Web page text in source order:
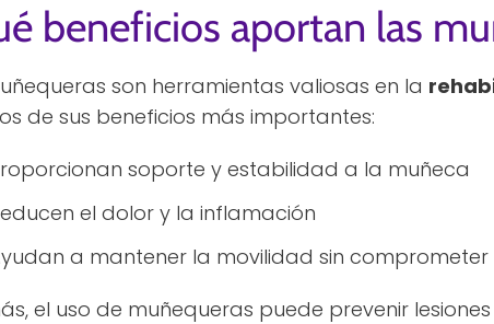
beneficios aportan las
son herramientas valiosas en la
de sus beneficios más importantes:
soporte y estabilidad a la muñeca
el dolor y la inflamación
a mantener la movilidad sin
el uso de muñequeras puede prevenir